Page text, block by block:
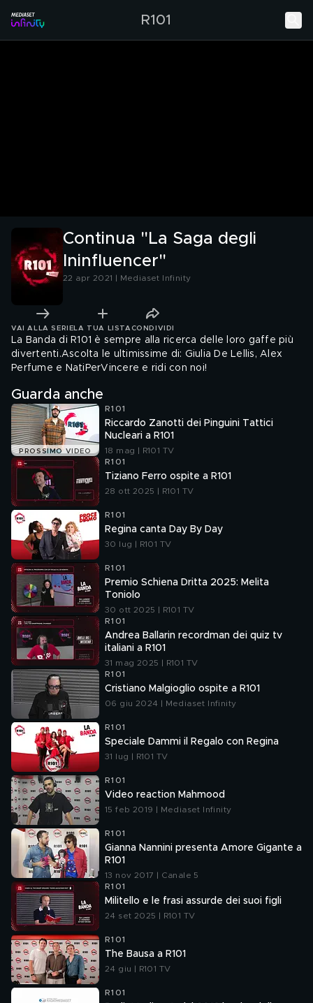
R101
Continua "La Saga degli
Ininfluencer"
22 apr 2021 | Mediaset Infinity
VAI ALLA SERIE LA TUA LISTA CONDIVIDI
La Banda di R101 è sempre alla ricerca delle loro gaffe più
divertenti.Ascolta le ultimissime di: Giulia De Lellis, Alex
Perfume e NatiPerVincere e ridi con noi!
Guarda anche
PROSSIMO VIDEO
R101
Riccardo Zanotti dei Pinguini Tattici
Nucleari a R101
18 mag | R101 TV
R101
Tiziano Ferro ospite a R101
28 ott 2025 | R101 TV
R101
Regina canta Day By Day
30 lug | R101 TV
R101
Premio Schiena Dritta 2025: Melita
Toniolo
30 ott 2025 | R101 TV
R101
Andrea Ballarin recordman dei quiz tv
italiani a R101
31 mag 2025 | R101 TV
R101
Cristiano Malgioglio ospite a R101
06 giu 2024 | Mediaset Infinity
R101
Speciale Dammi il Regalo con Regina
31 lug | R101 TV
R101
Video reaction Mahmood
15 feb 2019 | Mediaset Infinity
R101
Gianna Nannini presenta Amore Gigante a
R101
13 nov 2017 | Canale 5
R101
Militello e le frasi assurde dei suoi figli
24 set 2025 | R101 TV
R101
The Bausa a R101
24 giu | R101 TV
R101